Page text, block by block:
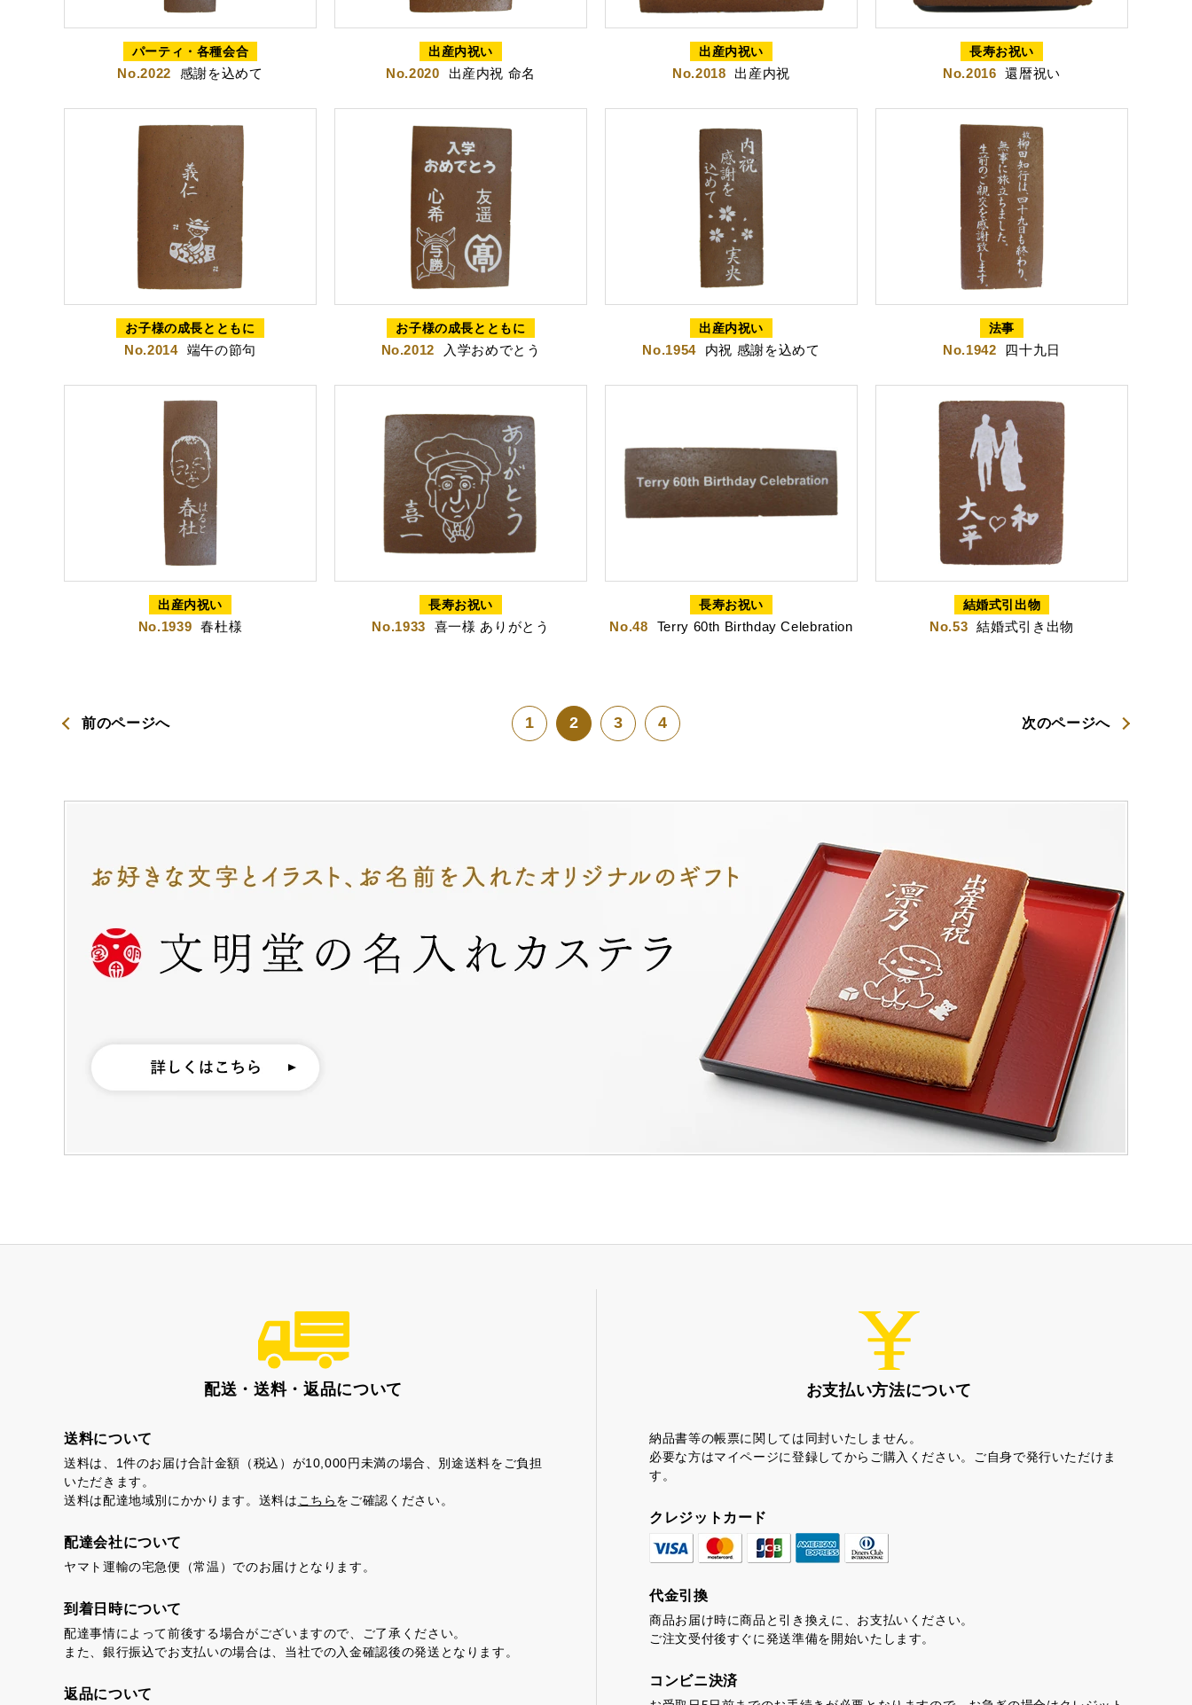
カステラ巻 三笠山どら焼き カステラ巻・三笠山
静岡銘菓
茶ってら お茶みかん ちゃころん お茶の子
パーティ・各種会合
No.2022 感謝を込めて
出産内祝い
No.2020 出産内祝 命名
出産内祝い
No.2018 出産内祝
長寿お祝い
No.2016 還暦祝い
お子様の成長とともに
No.2014 端午の節句
お子様の成長とともに
No.2012 入学おめでとう
出産内祝い
No.1954 内祝 感謝を込めて
法事
No.1942 四十九日
出産内祝い
No.1939 春杜様
長寿お祝い
No.1933 喜一様 ありがとう
長寿お祝い
No.48 Terry 60th Birthday Celebration
結婚式引出物
No.53 結婚式引き出物
前のページへ 1 2 3 4 次のページへ
配送・送料・返品について
送料について
送料は、1件のお届け合計金額（税込）が10,000円未満の場合、別途送料をご負担
いただきます。
送料は配達地域別にかかります。送料はこちらをご確認ください。
配達会社について
ヤマト運輸の宅急便（常温）でのお届けとなります。
到着日時について
配達事情によって前後する場合がございますので、ご了承ください。
また、銀行振込でお支払いの場合は、当社での入金確認後の発送となります。
返品について
お支払い方法について
納品書等の帳票に関しては同封いたしません。
必要な方はマイページに登録してからご購入ください。ご自身で発行いただけま
す。
クレジットカード
代金引換
商品お届け時に商品と引き換えに、お支払いください。
ご注文受付後すぐに発送準備を開始いたします。
コンビニ決済